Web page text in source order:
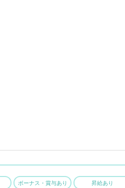
ボーナス・賞与あり 昇給あり